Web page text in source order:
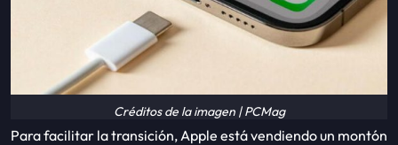
Créditos de la imagen | PCMag
Para facilitar la transición, Apple está vendiendo un montón